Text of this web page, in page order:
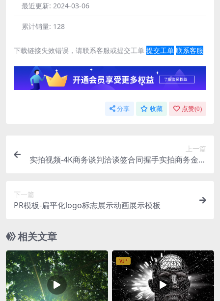
最近更新: 2024-03-06
累计销量: 128
下载链接失效错误，请联系客服或提交工单 提交工单 联系客服
分享 收藏 点赞(0)
上一篇
实拍视频-4K商务谈判洽谈签合同握手实拍商务金融
下一篇
PR模板-扁平化logo标志展示动画展示模板
相关文章
VIP